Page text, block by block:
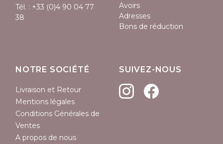
(1 avis)
Tél. : +33 (0)4 90 04 77
38
Avoirs
Adresses
Bons de réduction
NOTRE SOCIÉTÉ
Livraison et Retour
Mentions légales
Conditions Générales de
Ventes
A propos de nous
SUIVEZ-NOUS